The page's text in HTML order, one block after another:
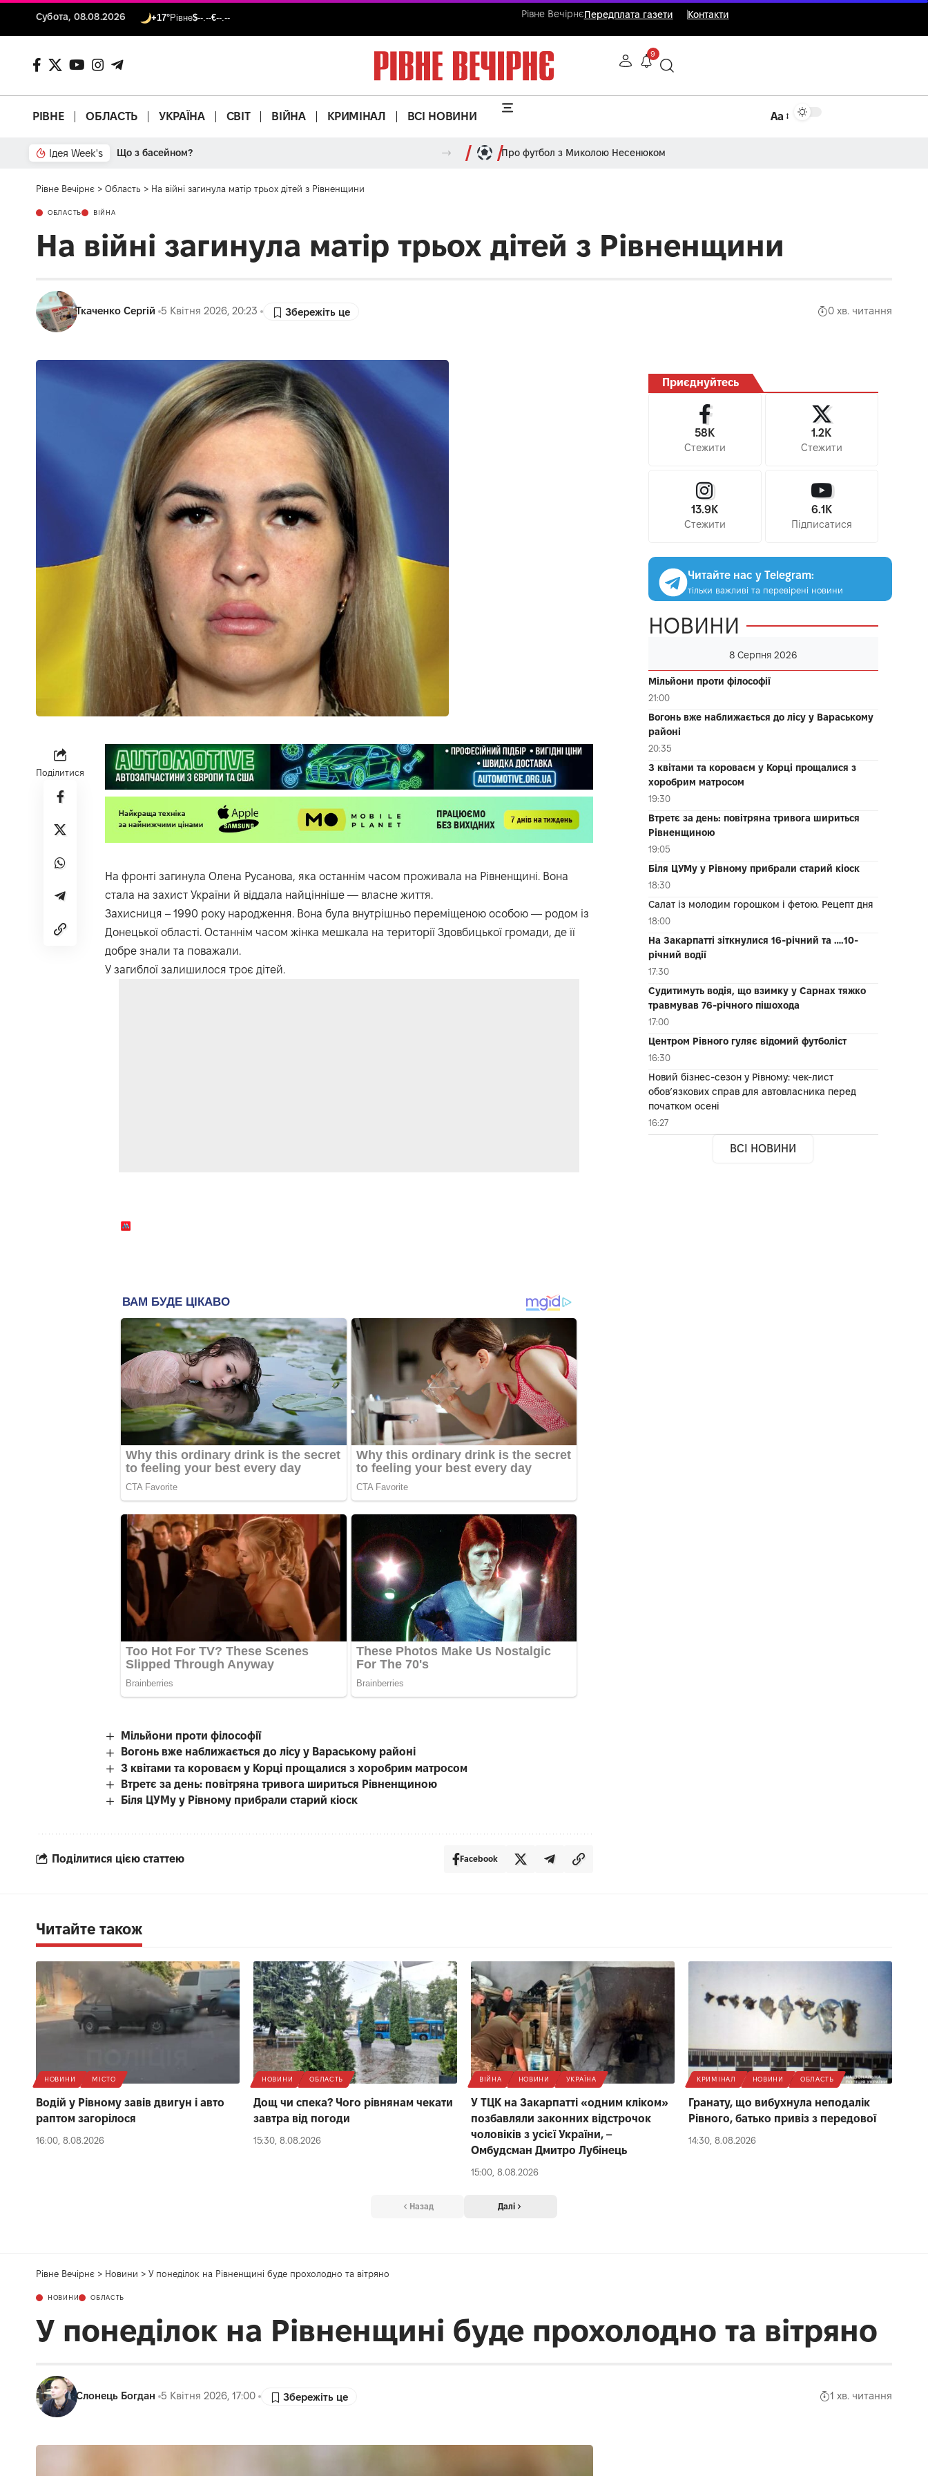
Субота, 08.08.2026 +17°Рівне$--.--€--.-- Рівне ВечірнєПередплата газети Контакти
9
РІВНЕ ОБЛАСТЬ УКРАЇНА СВІТ ВІЙНА КРИМІНАЛ ВСІ НОВИНИ Аа
Ідея Week's Що з басейном? Про футбол з Миколою Несенюком
Рівне Вечірнє > Область > На війні загинула матір трьох дітей з Рівненщини
ОБЛАСТЬ ВІЙНА
На війні загинула матір трьох дітей з Рівненщини
Ткаченко Сергій 5 Квітня 2026, 20:23 0 хв. читання
Поділитися
На фронті загинула Олена Русанова, яка останнім часом проживала на Рівненщині. Вона
стала на захист України й віддала найцінніше — власне життя.
Захисниця – 1990 року народження. Вона була внутрішньо переміщеною особою — родом із
Донецької області. Останнім часом жінка мешкала на території Здовбицької громади, де її
добре знали та поважали.
У загиблої залишилося троє дітей.
Мільйони проти філософії
Вогонь вже наближається до лісу у Вараському районі
З квітами та короваєм у Корці прощалися з хоробрим матросом
Втретє за день: повітряна тривога шириться Рівненщиною
Біля ЦУМу у Рівному прибрали старий кіоск
Поділитися цією статтею Facebook
Приєднуйтесь
58K
Стежити
1.2K
Стежити
13.9K
Стежити
6.1K
Підписатися
Читайте нас у Telegram:
тільки важливі та перевірені новини
НОВИНИ
8 Серпня 2026
Мільйони проти філософії
21:00
Вогонь вже наближається до лісу у Вараському
районі
20:35
З квітами та короваєм у Корці прощалися з
хоробрим матросом
19:30
Втретє за день: повітряна тривога шириться
Рівненщиною
19:05
Біля ЦУМу у Рівному прибрали старий кіоск
18:30
Салат із молодим горошком і фетою. Рецепт дня
18:00
На Закарпатті зіткнулися 16-річний та ….10-
річний водії
17:30
Судитимуть водія, що взимку у Сарнах тяжко
травмував 76-річного пішохода
17:00
Центром Рівного гуляє відомий футболіст
16:30
Новий бізнес-сезон у Рівному: чек-лист
обов’язкових справ для автовласника перед
початком осені
16:27
ВСІ НОВИНИ
Читайте також
НОВИНИ МІСТО
Водій у Рівному завів двигун і авто
раптом загорілося
16:00, 8.08.2026
НОВИНИ ОБЛАСТЬ
Дощ чи спека? Чого рівнянам чекати
завтра від погоди
15:30, 8.08.2026
ВІЙНА НОВИНИ УКРАЇНА
У ТЦК на Закарпатті «одним кліком»
позбавляли законних відстрочок
чоловіків з усієї України, –
Омбудсман Дмитро Лубінець
15:00, 8.08.2026
КРИМІНАЛ НОВИНИ ОБЛАСТЬ
Гранату, що вибухнула неподалік
Рівного, батько привіз з передової
14:30, 8.08.2026
Назад Далі
Рівне Вечірнє > Новини > У понеділок на Рівненщині буде прохолодно та вітряно
НОВИНИ ОБЛАСТЬ
У понеділок на Рівненщині буде прохолодно та вітряно
Слонець Богдан 5 Квітня 2026, 17:00 1 хв. читання